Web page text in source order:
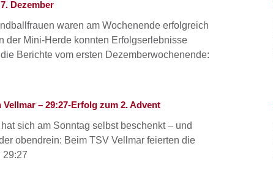
Dezember
waren am Wochenende erfolgreich
der Mini-Herde konnten Erfolgserlebnisse
Berichte vom ersten Dezemberwochenende:
– 29:27-Erfolg zum 2. Advent
sich am Sonntag selbst beschenkt – und
obendrein: Beim TSV Vellmar feierten die
29:27